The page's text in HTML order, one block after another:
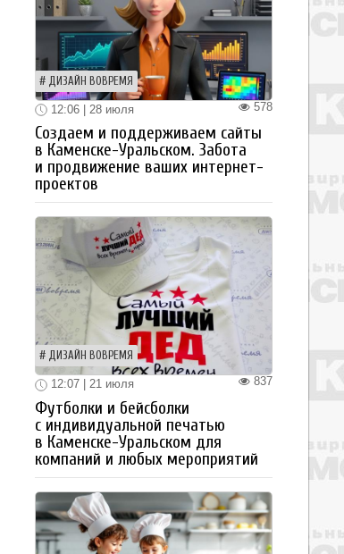
ДИЗАЙН ВОВРЕМЯ
578
12:06 | 28 июля
Создаем и поддерживаем сайты
в Каменске-Уральском. Забота
и продвижение ваших интернет-
проектов
ДИЗАЙН ВОВРЕМЯ
837
12:07 | 21 июля
Футболки и бейсболки
с индивидуальной печатью
в Каменске-Уральском для
компаний и любых мероприятий